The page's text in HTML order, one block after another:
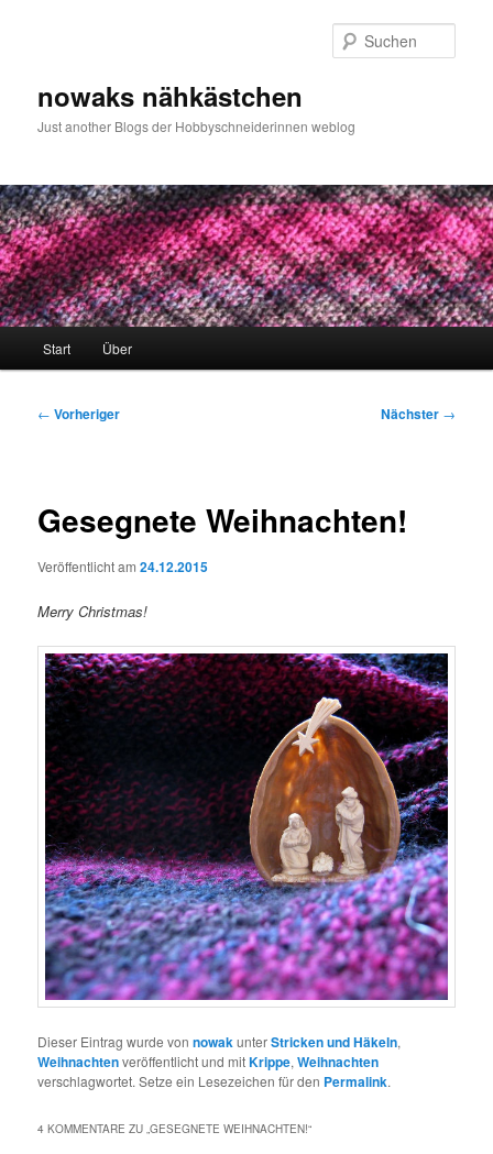
nowaks nähkästchen
Just another Blogs der Hobbyschneiderinnen weblog
Start Über
Beitragsnavigation
← Vorheriger Nächster →
Gesegnete Weihnachten!
Veröffentlicht am24.12.2015
Merry Christmas!
Dieser Eintrag wurde vonnowak unterStricken und Häkeln,
Weihnachtenveröffentlicht und mitKrippe,Weihnachten
verschlagwortet. Setze ein Lesezeichen für den Permalink.
4 KOMMENTARE ZU „GESEGNETE WEIHNACHTEN!“